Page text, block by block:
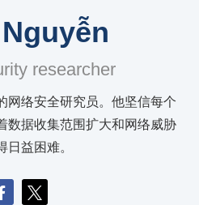
researcher
网络安全研究员。他坚信每个
数据收集范围扩大和网络威胁
益困难。